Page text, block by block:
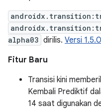
alpha03 dirilis. Versi
Fitur Baru
Transisi kini
Kembali Prediktif
14 saat digunakan